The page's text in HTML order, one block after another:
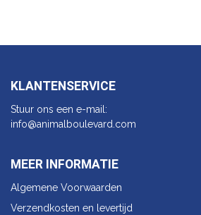
KLANTENSERVICE
Stuur ons een e-mail:
info@animalbo​ulevard.com
MEER INFORMATIE
Algemene Voorwaarden
Verzendkosten en levertijd